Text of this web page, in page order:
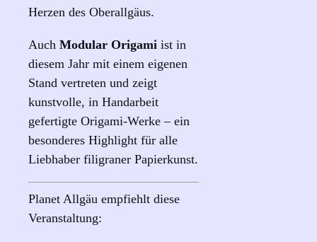
Herzen des Oberallgäus.
Auch Modular Origami ist in
diesem Jahr mit einem eigenen
Stand vertreten und zeigt
kunstvolle, in Handarbeit
gefertigte Origami-Werke – ein
besonderes Highlight für alle
Liebhaber filigraner Papierkunst.
Planet Allgäu empfiehlt diese
Veranstaltung: